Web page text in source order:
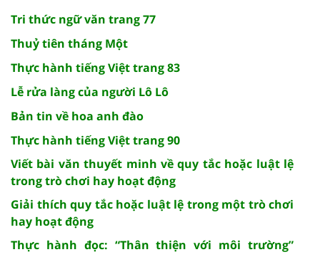
Tri thức ngữ văn trang 77
Thuỷ tiên tháng Một
Thực hành tiếng Việt trang 83
Lễ rửa làng của người Lô Lô
Bản tin về hoa anh đào
Thực hành tiếng Việt trang 90
Viết bài văn thuyết minh về quy tắc hoặc luật lệ
trong trò chơi hay hoạt động
Giải thích quy tắc hoặc luật lệ trong một trò chơi
hay hoạt động
Thực hành đọc: “Thân thiện với môi trường”